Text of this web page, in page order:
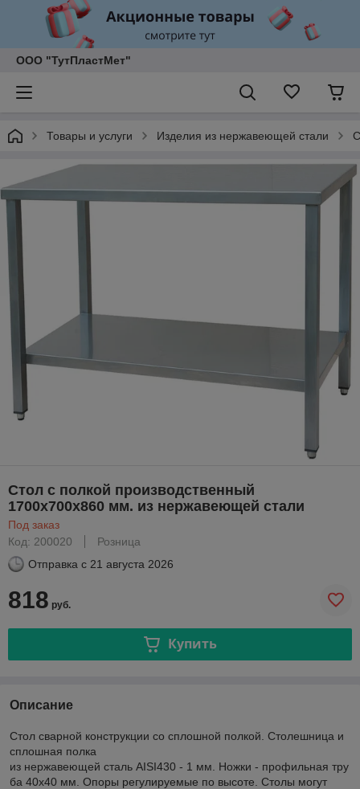
ООО "ТутПластМет"
Товары и услуги Изделия из нержавеющей стали
Стол с полкой производственный
1700х700х860 мм. из нержавеющей стали
Под заказ
Код: 200020
Розница
Отправка с 21 августа 2026
818 руб.
Купить
Описание
Стол сварной конструкции со сплошной полкой. Столешница и
сплошная полка
из нержавеющей сталь AISI430 - 1 мм. Ножки - профильная тру
ба 40х40 мм. Опоры регулируемые по высоте. Столы могут